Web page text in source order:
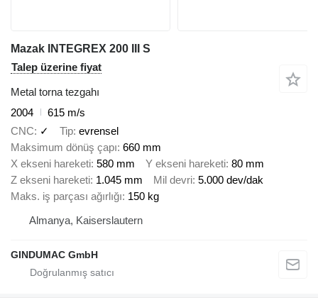
Mazak INTEGREX 200 III S
Talep üzerine fiyat
Metal torna tezgahı
2004
615 m/s
CNC
✓ Tip evrensel
Maksimum dönüş çapı 660 mm
X ekseni hareketi 580 mm Y ekseni hareketi 80 mm
Z ekseni hareketi 1.045 mm Mil devri 5.000 dev/dak
Maks. iş parçası ağırlığı 150 kg
Almanya, Kaiserslautern
GINDUMAC GmbH